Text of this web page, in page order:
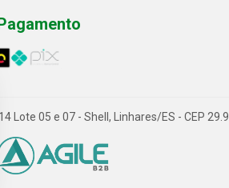
Lote 05 e 07 - Shell, Linhares/ES - CEP